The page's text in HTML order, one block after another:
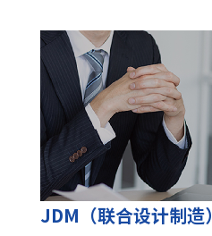
JDM（联合设计制造）